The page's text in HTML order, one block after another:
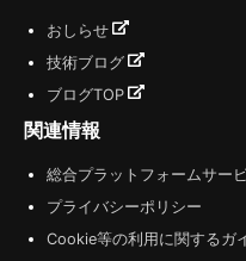
おしらせ
技術ブログ
ブログTOP
関連情報
総合プラットフォームサー
プライバシーポリシー
Cookie等の利用に関するガ